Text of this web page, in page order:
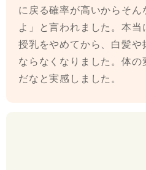
に戻る確率が高いからそ
よ」と言われました。本
授乳をやめてから、白髪
ならなくなりました。体
だなと実感しました。